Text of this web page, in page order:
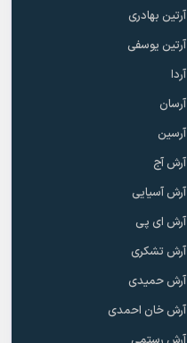
آرتین بهادری
آرتین یوسفی
آردا
آرسان
آرسین
آرش آج
آرش آسیایی
آرش ای پی
آرش تشکری
آرش حمیدی
آرش خان احمدی